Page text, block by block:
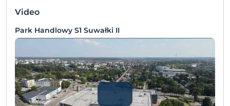
Video
Park Handlowy S1 Suwałki II